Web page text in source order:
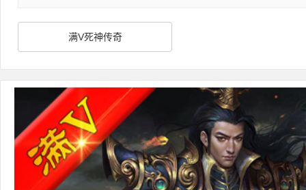
满V死神传奇